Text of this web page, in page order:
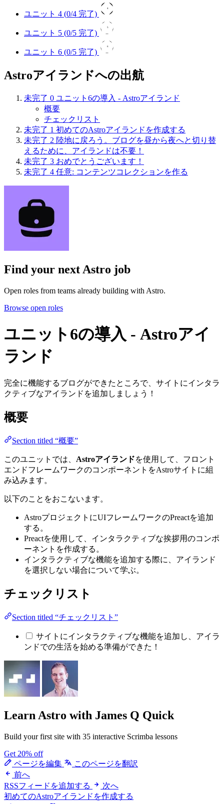
ユニット 4 (0/4 完了)
4
ユニット 5 (0/5 完了)
5
ユニット 6 (0/5 完了)
6
Astroアイランドへの出航
未完了 0 ユニット6の導入 - Astroアイランド
概要
チェックリスト
未完了 1 初めてのAstroアイランドを作成する
未完了 2 陸地に戻ろう。ブログを昼から夜へと切り替
えるために、アイランドは不要！
未完了 3 おめでとうございます！
未完了 4 任意: コンテンツコレクションを作る
Find your nextAstro job
Open roles from teams already building with Astro.
Browse open roles
ユニット6の導入 - Astroアイ
ランド
完全に機能するブログができたところで、サイトにインタラ
クティブなアイランドを追加しましょう！
概要
Section titled “概要”
このユニットでは、 Astroアイランドを使用して、フロント
エンドフレームワークのコンポーネントをAstroサイトに組
み込みます。
以下のことをおこないます。
AstroプロジェクトにUIフレームワークのPreactを追加
する。
Preactを使用して、インタラクティブな挨拶用のコンポ
ーネントを作成する。
インタラクティブな機能を追加する際に、アイランド
を選択しない場合について学ぶ。
チェックリスト
Section titled “チェックリスト”
サイトにインタラクティブな機能を追加し、アイラ
ンドでの生活を始める準備ができた！
Learn Astro with James Q Quick
Build your first site with 35 interactive Scrimba lessons
Get 20% off
ページを編集
このページを翻訳
前へ
RSSフィードを追加する
次へ
初めてのAstroアイランドを作成する